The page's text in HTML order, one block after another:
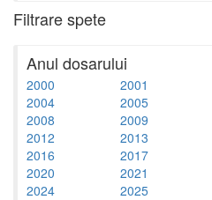
Filtrare spete
Anul dosarului
2000 2001
2004
2005
2008
2009
2012
2013
2016
2017
2020
2021
2024
2025